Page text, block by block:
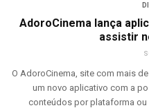
AdoroCinema lança
assistir
O AdoroCinema, site com mais
um novo aplicativo com a
conteúdos por plataforma